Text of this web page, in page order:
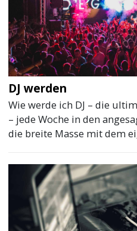
DJ werden
Wie werde ich DJ – die
– jede Woche in den
die breite Masse mit dem